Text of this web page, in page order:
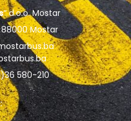
“ d.o.o. Mostar
Mostar
580-210